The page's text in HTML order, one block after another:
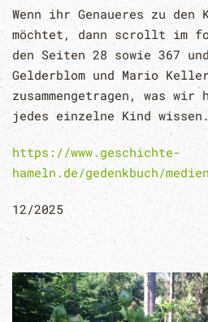
Wenn ihr Genaueres zu den
möchtet, dann scrollt im
den Seiten 28 sowie 367
Gelderblom und Mario
zusammengetragen, was wir
jedes einzelne Kind wissen.
https://www.geschichte-
hameln.de/gedenkbuch/
12/2025